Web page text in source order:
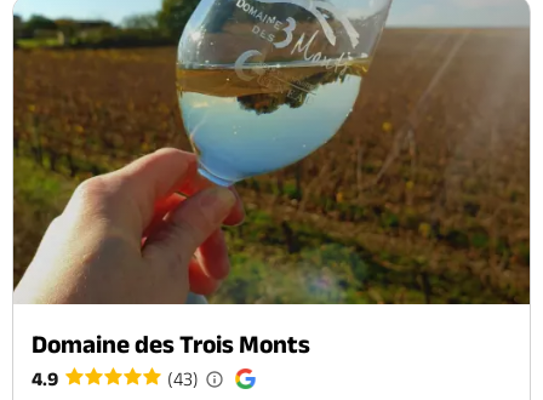
Domaine des Trois Monts
4.9 (43)